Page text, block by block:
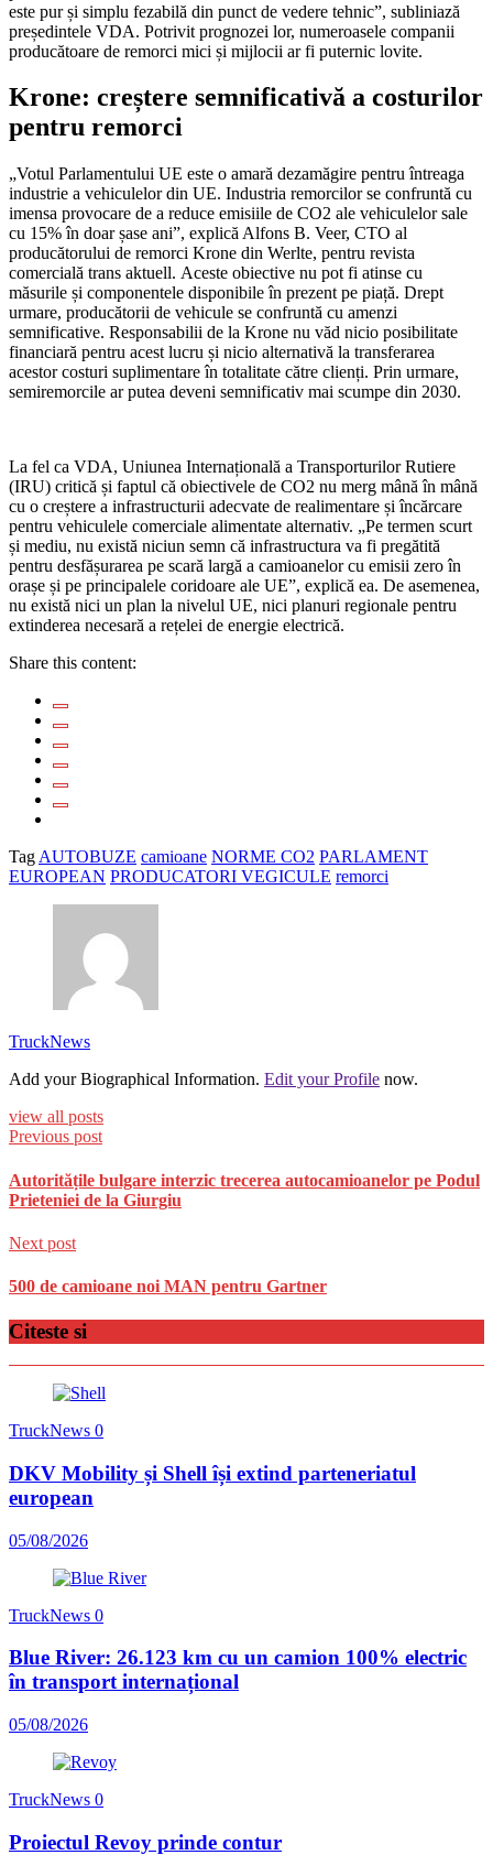
este pur și simplu fezabilă din punct de vedere tehnic”, subliniază
președintele VDA. Potrivit prognozei lor, numeroasele companii
producătoare de remorci mici și mijlocii ar fi puternic lovite.
Krone: creștere semnificativă a costurilor
pentru remorci
„Votul Parlamentului UE este o amară dezamăgire pentru întreaga
industrie a vehiculelor din UE. Industria remorcilor se confruntă cu
imensa provocare de a reduce emisiile de CO2 ale vehiculelor sale
cu 15% în doar șase ani”, explică Alfons B. Veer, CTO al
producătorului de remorci Krone din Werlte, pentru revista
comercială trans aktuell. Aceste obiective nu pot fi atinse cu
măsurile și componentele disponibile în prezent pe piață. Drept
urmare, producătorii de vehicule se confruntă cu amenzi
semnificative. Responsabilii de la Krone nu văd nicio posibilitate
financiară pentru acest lucru și nicio alternativă la transferarea
acestor costuri suplimentare în totalitate către clienți. Prin urmare,
semiremorcile ar putea deveni semnificativ mai scumpe din 2030.
La fel ca VDA, Uniunea Internațională a Transporturilor Rutiere
(IRU) critică și faptul că obiectivele de CO2 nu merg mână în mână
cu o creștere a infrastructurii adecvate de realimentare și încărcare
pentru vehiculele comerciale alimentate alternativ. „Pe termen scurt
și mediu, nu există niciun semn că infrastructura va fi pregătită
pentru desfășurarea pe scară largă a camioanelor cu emisii zero în
orașe și pe principalele coridoare ale UE”, explică ea. De asemenea,
nu există nici un plan la nivelul UE, nici planuri regionale pentru
extinderea necesară a rețelei de energie electrică.
Share this content:
Tag AUTOBUZE camioane NORME CO2 PARLAMENT
EUROPEAN PRODUCATORI VEGICULE remorci
TruckNews
Add your Biographical Information. Edit your Profile now.
view all posts
Previous post
Autoritățile bulgare interzic trecerea autocamioanelor pe Podul
Prieteniei de la Giurgiu
Next post
500 de camioane noi MAN pentru Gartner
Citeste si
TruckNews 0
DKV Mobility și Shell își extind parteneriatul
european
05/08/2026
TruckNews 0
Blue River: 26.123 km cu un camion 100% electric
în transport internațional
05/08/2026
TruckNews 0
Proiectul Revoy prinde contur